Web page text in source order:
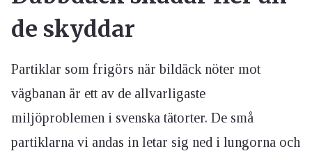
de skyddar
Partiklar som frigörs när bildäck nöter mot
vägbanan är ett av de allvarligaste
miljöproblemen i svenska tätorter. De små
partiklarna vi andas in letar sig ned i lungorna och